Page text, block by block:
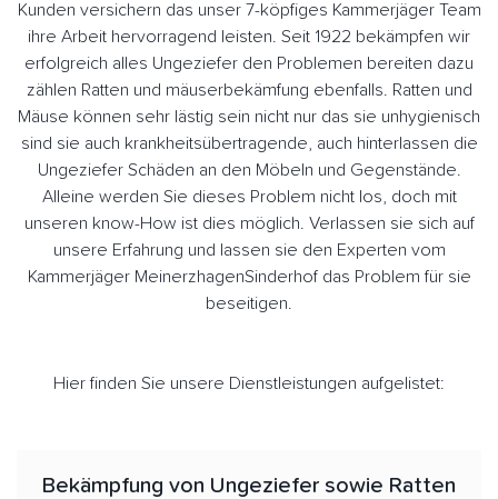
Kunden versichern das unser 7-köpfiges Kammerjäger Team
ihre Arbeit hervorragend leisten. Seit 1922 bekämpfen wir
erfolgreich alles Ungeziefer den Problemen bereiten dazu
zählen Ratten und mäuserbekämfung ebenfalls. Ratten und
Mäuse können sehr lästig sein nicht nur das sie unhygienisch
sind sie auch krankheitsübertragende, auch hinterlassen die
Ungeziefer Schäden an den Möbeln und Gegenstände.
Alleine werden Sie dieses Problem nicht los, doch mit
unseren know-How ist dies möglich. Verlassen sie sich auf
unsere Erfahrung und lassen sie den Experten vom
Kammerjäger MeinerzhagenSinderhof das Problem für sie
beseitigen.
Hier finden Sie unsere Dienstleistungen aufgelistet:
Bekämpfung von Ungeziefer sowie Ratten